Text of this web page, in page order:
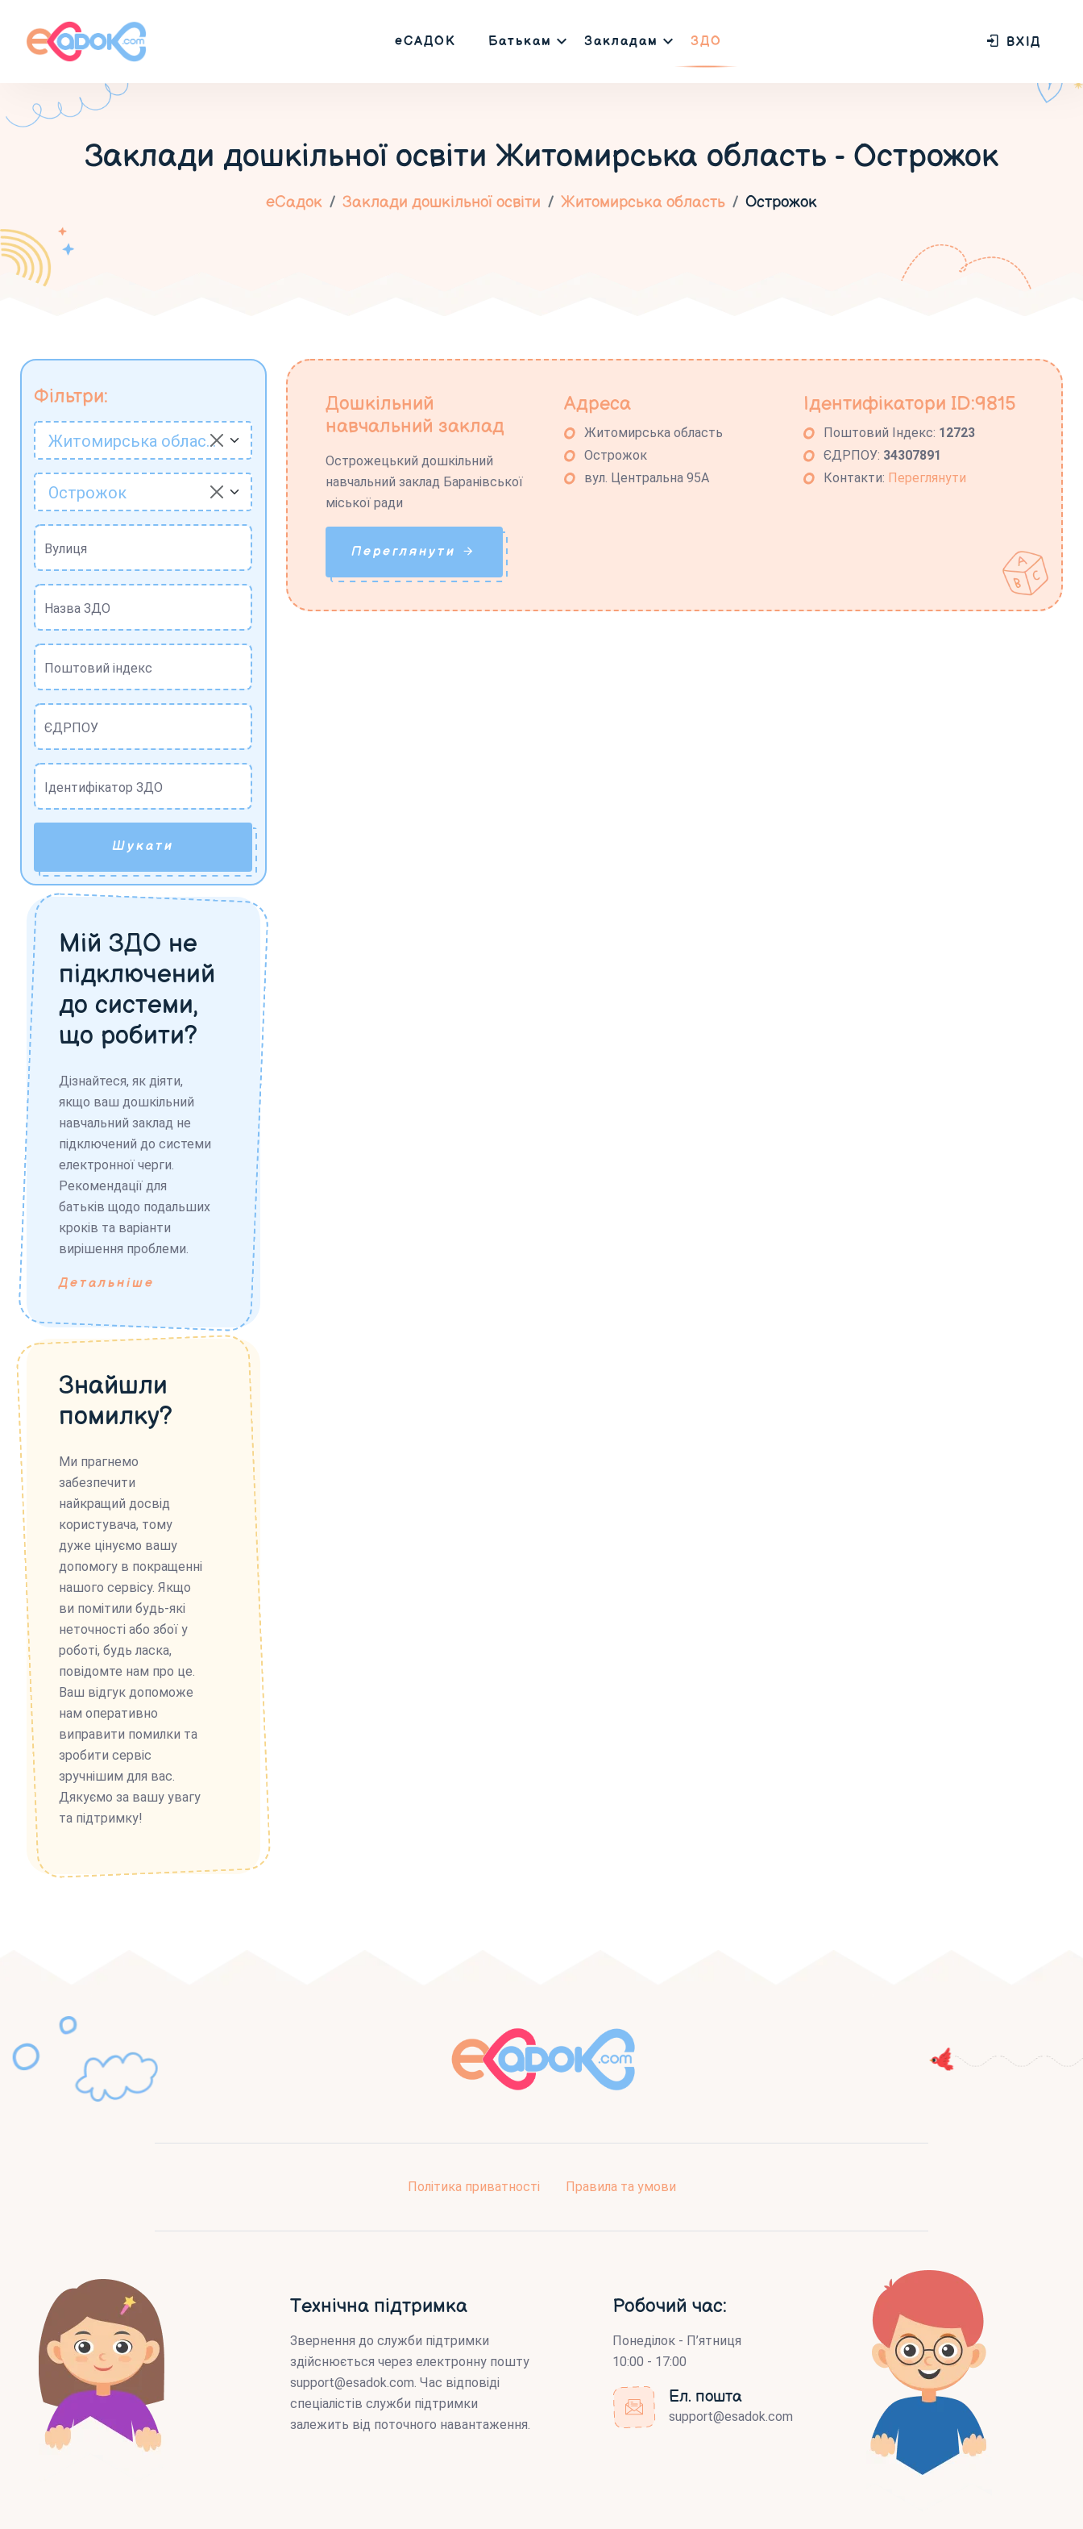
еСАДОК Батькам Закладам ЗДО ВХІД
Заклади дошкільної освіти Житомирська область - Острожок
еСадок Заклади дошкільної освіти Житомирська область Острожок
Фільтри:
Житомирська область
Острожок
Вулиця
Назва ЗДО
Поштовий індекс
ЄДРПОУ
Ідентифікатор ЗДО
Шукати
Мій ЗДО не
підключений
до системи,
що робити?
Дізнайтеся, як діяти,
якщо ваш дошкільний
навчальний заклад не
підключений до системи
електронної черги.
Рекомендації для
батьків щодо подальших
кроків та варіанти
вирішення проблеми.
Детальніше
Знайшли
помилку?
Ми прагнемо
забезпечити
найкращий досвід
користувача, тому
дуже цінуємо вашу
допомогу в покращенні
нашого сервісу. Якщо
ви помітили будь-які
неточності або збої у
роботі, будь ласка,
повідомте нам про це.
Ваш відгук допоможе
нам оперативно
виправити помилки та
зробити сервіс
зручнішим для вас.
Дякуємо за вашу увагу
та підтримку!
Дошкільний
навчальний заклад
Острожецький дошкільний
навчальний заклад Баранівської
міської ради
Адреса
Житомирська область
Острожок
вул. Центральна 95А
Ідентифікатори ID:9815
Поштовий Індекс: 12723
ЄДРПОУ: 34307891
Контакти: Переглянути
Переглянути
Політика приватності Правила та умови
Технічна підтримка
Звернення до служби підтримки
здійснюється через електронну пошту
support@esadok.com . Час відповіді
спеціалістів служби підтримки
залежить від поточного навантаження.
Робочий час:
Понеділок - П’ятниця
10:00 - 17:00
Ел. пошта
support@esadok.com